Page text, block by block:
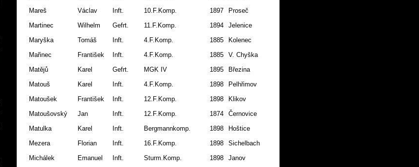
Mareš
Václav Inft. 10.F.Komp. 1897 Proseč
Martinec
Wilhelm Gefrt. 11.F.Komp. 1894 Jelenice
Maryška
Tomáš Inft. 4.F.Komp. 1885 Kolenec
Mařinec
František Inft. 4.F.Komp. 1885 V. Chyška
Matějů
Karel Gefrt. MGK IV 1895 Březina
Matouš
Karel Inft. 4.F.Komp. 1898 Pelhřimov
Matoušek
František Inft. 12.F.Komp. 1898 Klikov
Matoušovský
Jan Inft. 12.F.Komp. 1874 Černovice
Matulka
Karel Inft. Bergmannkomp. 1898 Hoštice
Mezera
Florian Inft. 16.F.Komp. 1898 Sichelbach
Michálek
Emanuel Inft. Sturm.Komp. 1898 Janov